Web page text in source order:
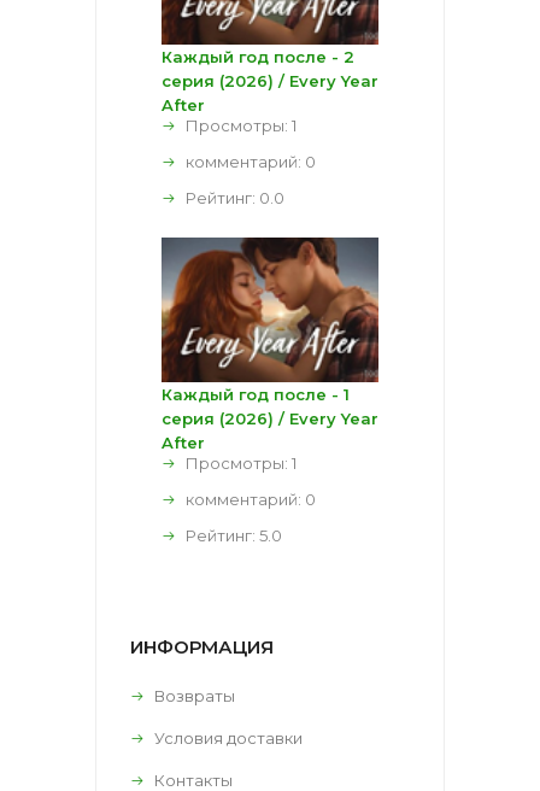
Каждый год после - 2
серия (2026) / Every Year
After
Просмотры: 1
комментарий: 0
Рейтинг: 0.0
Каждый год после - 1
серия (2026) / Every Year
After
Просмотры: 1
комментарий: 0
Рейтинг: 5.0
ИНФОРМАЦИЯ
Возвраты
Условия доставки
Контакты